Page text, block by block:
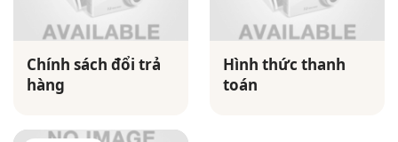
Chính sách đổi trả
hàng
Hình thức thanh
toán